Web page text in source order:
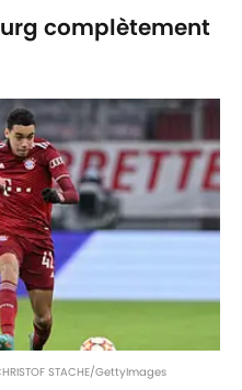
complètement
STACHE/GettyImages